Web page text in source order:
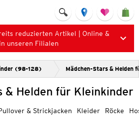
reduzierten Artikel | Online &
in unseren Filialen
(98-128) Mädchen-Stars & Helden
& Helden für Kleinkinder
& Strickjacken Kleider Röcke